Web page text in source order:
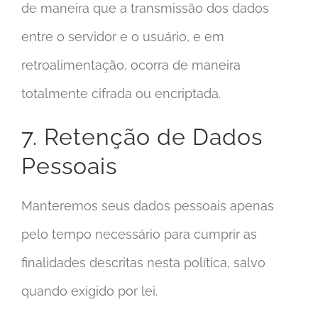
de maneira que a transmissão dos dados
entre o servidor e o usuário, e em
retroalimentação, ocorra de maneira
totalmente cifrada ou encriptada.
7. Retenção de Dados
Pessoais
Manteremos seus dados pessoais apenas
pelo tempo necessário para cumprir as
finalidades descritas nesta política, salvo
quando exigido por lei.